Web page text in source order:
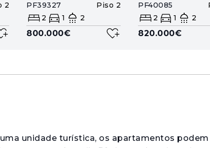
2
PF39327 Piso 2
2
1 2
800.000€
PF40085
2
1 2
820.000€
unidade turística, os apartamentos